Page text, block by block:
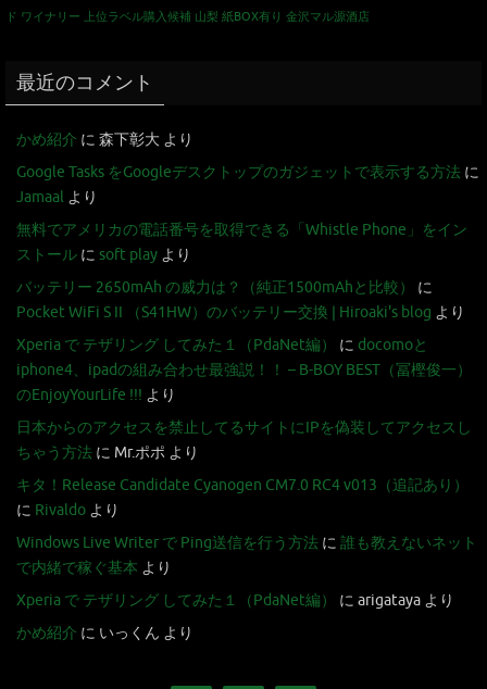
ド ワイナリー 上位ラベル購入候補 山梨 紙BOX有り 金沢マル源酒店
最近のコメント
かめ紹介 に 森下彰大 より
Google Tasks をGoogleデスクトップのガジェットで表示する方法 に
Jamaal より
無料でアメリカの電話番号を取得できる「Whistle Phone」をイン
ストール に soft play より
バッテリー 2650mAh の威力は？（純正1500mAhと比較）
に
Pocket WiFi S II （S41HW）のバッテリー交換 | Hiroaki's blog より
Xperia で テザリング してみた１（PdaNet編）
に docomoと
iphone4、ipadの組み合わせ最強説！！ – B-BOY BEST（冨樫俊一）
のEnjoyYourLife !!! より
日本からのアクセスを禁止してるサイトにIPを偽装してアクセスし
ちゃう方法 に Mr.ポポ より
キタ！Release Candidate Cyanogen CM7.0 RC4 v013（追記あり）
に Rivaldo より
Windows Live Writer で Ping送信を行う方法 に 誰も教えないネット
で内緒で稼ぐ基本 より
Xperia で テザリング してみた１（PdaNet編）
に arigataya より
かめ紹介 に いっくん より